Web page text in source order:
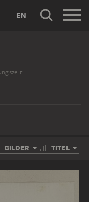
EN
BILDER TITEL